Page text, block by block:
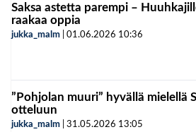
Saksa astetta parempi –
raakaa oppia
jukka_malm 01.06.2026 10:36
”Pohjolan muuri” hyvällä mielellä
otteluun
jukka_malm 31.05.2026 13:05